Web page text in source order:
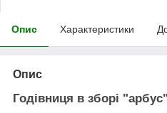
Опис Характеристики
Опис
Годівниця в зборі